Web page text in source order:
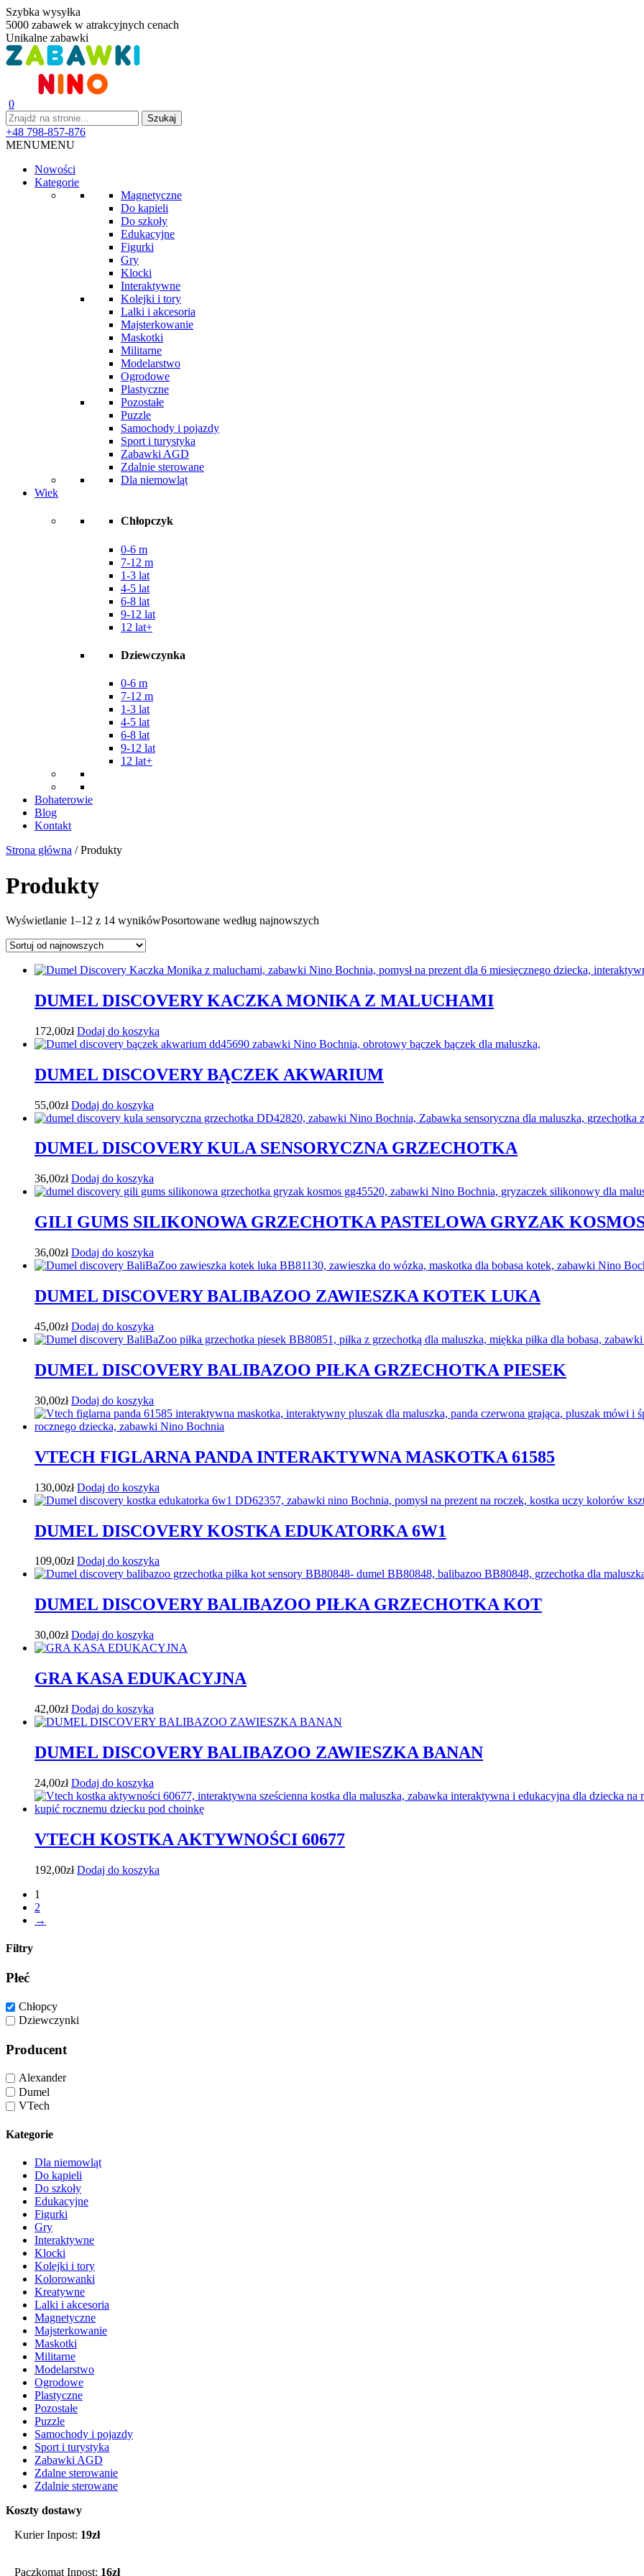
Szybka wysyłka
5000 zabawek w atrakcyjnych cenach
Unikalne zabawki
0
+48 798-857-876
MENUMENU
Nowości
Kategorie
Magnetyczne
Do kąpieli
Do szkoły
Edukacyjne
Figurki
Gry
Klocki
Interaktywne
Kolejki i tory
Lalki i akcesoria
Majsterkowanie
Maskotki
Militarne
Modelarstwo
Ogrodowe
Plastyczne
Pozostałe
Puzzle
Samochody i pojazdy
Sport i turystyka
Zabawki AGD
Zdalnie sterowane
Dla niemowląt
Wiek
Chłopczyk
0-6 m
7-12 m
1-3 lat
4-5 lat
6-8 lat
9-12 lat
12 lat+
Dziewczynka
0-6 m
7-12 m
1-3 lat
4-5 lat
6-8 lat
9-12 lat
12 lat+
Bohaterowie
Blog
Kontakt
Strona główna / Produkty
Produkty
Wyświetlanie 1–12 z 14 wynikówPosortowane według najnowszych
DUMEL DISCOVERY KACZKA MONIKA Z MALUCHAMI
172,00zł Dodaj do koszyka
DUMEL DISCOVERY BĄCZEK AKWARIUM
55,00zł Dodaj do koszyka
DUMEL DISCOVERY KULA SENSORYCZNA GRZECHOTKA
36,00zł Dodaj do koszyka
GILI GUMS SILIKONOWA GRZECHOTKA PASTELOWA GRYZAK
36,00zł Dodaj do koszyka
DUMEL DISCOVERY BALIBAZOO ZAWIESZKA KOTEK LUKA
45,00zł Dodaj do koszyka
DUMEL DISCOVERY BALIBAZOO PIŁKA GRZECHOTKA PIESEK
30,00zł Dodaj do koszyka
VTECH FIGLARNA PANDA INTERAKTYWNA MASKOTKA 61585
130,00zł Dodaj do koszyka
DUMEL DISCOVERY KOSTKA EDUKATORKA 6W1
109,00zł Dodaj do koszyka
DUMEL DISCOVERY BALIBAZOO PIŁKA GRZECHOTKA KOT
30,00zł Dodaj do koszyka
GRA KASA EDUKACYJNA
42,00zł Dodaj do koszyka
DUMEL DISCOVERY BALIBAZOO ZAWIESZKA BANAN
24,00zł Dodaj do koszyka
VTECH KOSTKA AKTYWNOŚCI 60677
192,00zł Dodaj do koszyka
1
2
→
Filtry
Płeć
Chłopcy
Dziewczynki
Producent
Alexander
Dumel
VTech
Kategorie
Dla niemowląt
Do kąpieli
Do szkoły
Edukacyjne
Figurki
Gry
Interaktywne
Klocki
Kolejki i tory
Kolorowanki
Kreatywne
Lalki i akcesoria
Magnetyczne
Majsterkowanie
Maskotki
Militarne
Modelarstwo
Ogrodowe
Plastyczne
Pozostałe
Puzzle
Samochody i pojazdy
Sport i turystyka
Zabawki AGD
Zdalne sterowanie
Zdalnie sterowane
Koszty dostawy
Kurier Inpost: 19zł
Paczkomat Inpost: 16zł